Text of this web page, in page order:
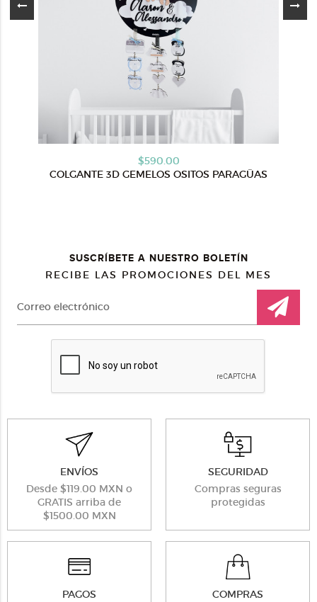
$590.00
COLGANTE 3D GEMELOS OSITOS PARAGÜAS
SUSCRÍBETE A NUESTRO BOLETÍN
RECIBE LAS PROMOCIONES DEL MES
ENVÍOS
Desde $119.00 MXN o
GRATIS arriba de
$1500.00 MXN
SEGURIDAD
Compras seguras
protegidas
PAGOS
COMPRAS